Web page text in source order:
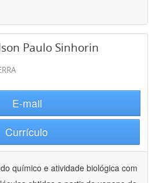
Paulo Sinhorin
E-mail
Currículo
químico e atividade biológica com